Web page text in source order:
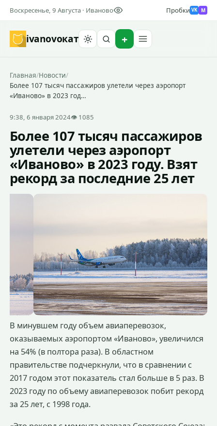
Воскресенье, 9 Августа · Иваново Пробки VK M
ivanovoкат
Главная/Новости/
Более 107 тысяч пассажиров улетели через аэропорт
«Иваново» в 2023 год…
9:38, 6 января 2024👁 1085
Более 107 тысяч пассажиров
улетели через аэропорт
«Иваново» в 2023 году. Взят
рекорд за последние 25 лет
В минувшем году объем авиаперевозок,
оказываемых аэропортом «Иваново», увеличился
на 54% (в полтора раза). В областном
правительстве подчеркнули, что в сравнении с
2017 годом этот показатель стал больше в 5 раз. В
2023 году по объему авиаперевозок побит рекорд
за 25 лет, с 1998 года.